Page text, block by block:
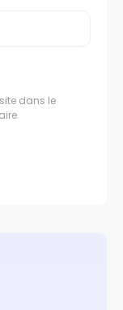
dans le